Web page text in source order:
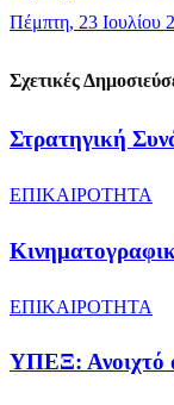
Πέμπτη, 23 Ιουλίου
Σχετικές
Στρατηγική
ΕΠΙΚΑΙΡΟΤΗΤΑ
ΕΠΙΚΑΙΡΟΤΗΤΑ
ΥΠΕΞ: Ανοιχτό